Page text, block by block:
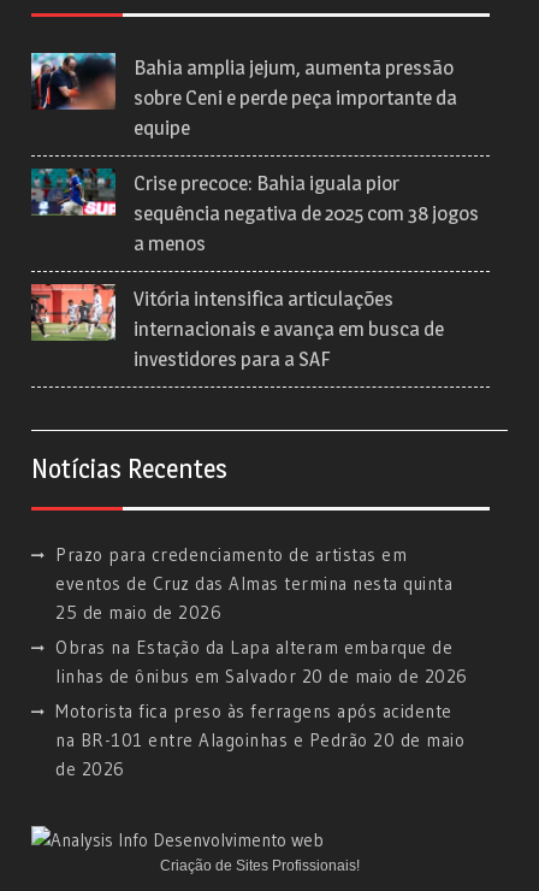
Bahia amplia jejum, aumenta pressão
sobre Ceni e perde peça importante da
equipe
Crise precoce: Bahia iguala pior
sequência negativa de 2025 com 38 jogos
a menos
Vitória intensifica articulações
internacionais e avança em busca de
investidores para a SAF
Notícias Recentes
Prazo para credenciamento de artistas em
eventos de Cruz das Almas termina nesta quinta
25 de maio de 2026
Obras na Estação da Lapa alteram embarque de
linhas de ônibus em Salvador 20 de maio de 2026
Motorista fica preso às ferragens após acidente
na BR-101 entre Alagoinhas e Pedrão 20 de maio
de 2026
Criação de Sites Profissionais!